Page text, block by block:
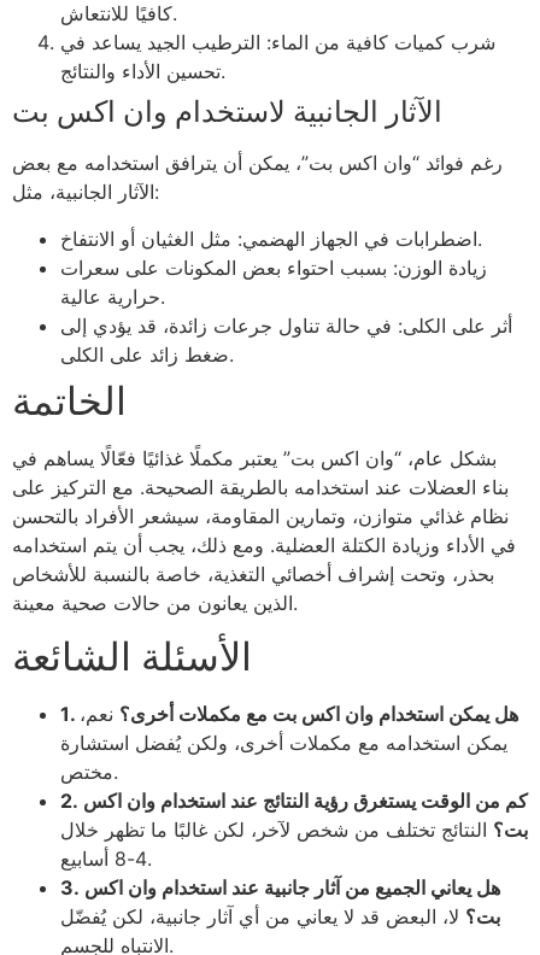
كافيًا للانتعاش.
شرب كميات كافية من الماء: الترطيب الجيد يساعد في
تحسين الأداء والنتائج.
الآثار الجانبية لاستخدام وان اكس بت
رغم فوائد “وان اكس بت”، يمكن أن يترافق استخدامه مع بعض
الآثار الجانبية، مثل:
اضطرابات في الجهاز الهضمي: مثل الغثيان أو الانتفاخ.
زيادة الوزن: بسبب احتواء بعض المكونات على سعرات
حرارية عالية.
أثر على الكلى: في حالة تناول جرعات زائدة، قد يؤدي إلى
ضغط زائد على الكلى.
الخاتمة
بشكل عام، “وان اكس بت” يعتبر مكملًا غذائيًا فعّالًا يساهم في
بناء العضلات عند استخدامه بالطريقة الصحيحة. مع التركيز على
نظام غذائي متوازن، وتمارين المقاومة، سيشعر الأفراد بالتحسن
في الأداء وزيادة الكتلة العضلية. ومع ذلك، يجب أن يتم استخدامه
بحذر، وتحت إشراف أخصائي التغذية، خاصة بالنسبة للأشخاص
الذين يعانون من حالات صحية معينة.
الأسئلة الشائعة
1. هل يمكن استخدام وان اكس بت مع مكملات أخرى؟ نعم،
يمكن استخدامه مع مكملات أخرى، ولكن يُفضل استشارة
مختص.
2. كم من الوقت يستغرق رؤية النتائج عند استخدام وان اكس
بت؟ النتائج تختلف من شخص لآخر، لكن غالبًا ما تظهر خلال
4-8 أسابيع.
3. هل يعاني الجميع من آثار جانبية عند استخدام وان اكس
بت؟ لا، البعض قد لا يعاني من أي آثار جانبية، لكن يُفضّل
الانتباه للجسم.